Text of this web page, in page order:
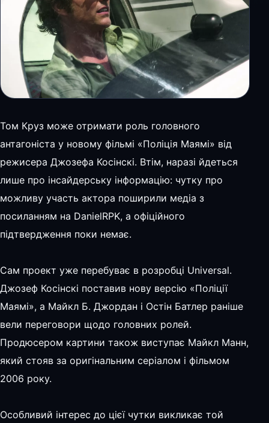
Том Круз може отримати роль головного
антагоніста у новому фільмі «Поліція Маямі» від
режисера Джозефа Косінскі. Втім, наразі йдеться
лише про інсайдерську інформацію: чутку про
можливу участь актора поширили медіа з
посиланням на DanielRPK, а офіційного
підтвердження поки немає.
Сам проект уже перебуває в розробці Universal.
Джозеф Косінскі поставив нову версію «Поліції
Маямі», а Майкл Б. Джордан і Остін Батлер раніше
вели переговори щодо головних ролей.
Продюсером картини також виступає Майкл Манн,
який стояв за оригінальним серіалом і фільмом
2006 року.
Особливий інтерес до цієї чутки викликає той